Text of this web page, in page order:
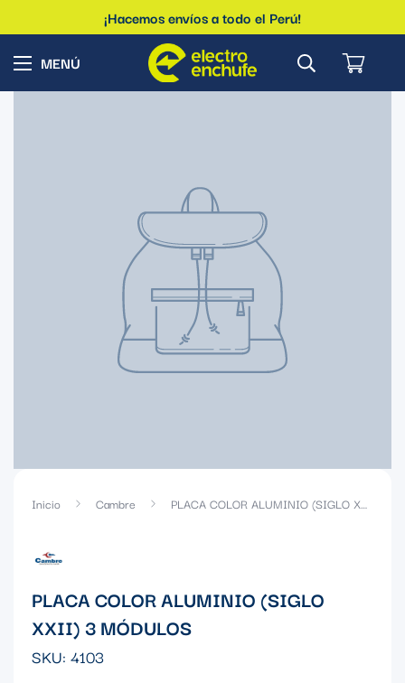
¡Hacemos envíos a todo el Perú!
Inicio Cambre PLACA COLOR ALUMINIO (SIGLO XXII) 3 MÓDULOS
PLACA COLOR ALUMINIO (SIGLO
XXII) 3 MÓDULOS
SKU: 4103